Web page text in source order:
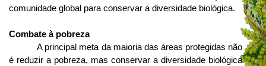
comunidade global para conservar a diversidade biológica.
Combate à pobreza
A principal meta da maioria das áreas protegidas não
é reduzir a pobreza, mas conservar a diversidade biológica